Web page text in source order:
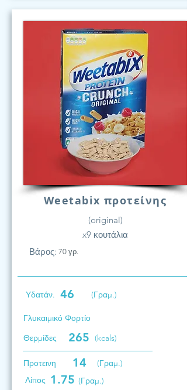
Weetabix προτείνης
(original)
x9 κουτάλια
Βάρος: 70 γρ.
Υδατάν. 46 (Γραμ.)
Γλυκαιμικό Φορτίο
Θερμίδες
265 (kcals)
Προτεινη 14
(Γραμ.)
Λίπος 1.75 (Γραμ.)